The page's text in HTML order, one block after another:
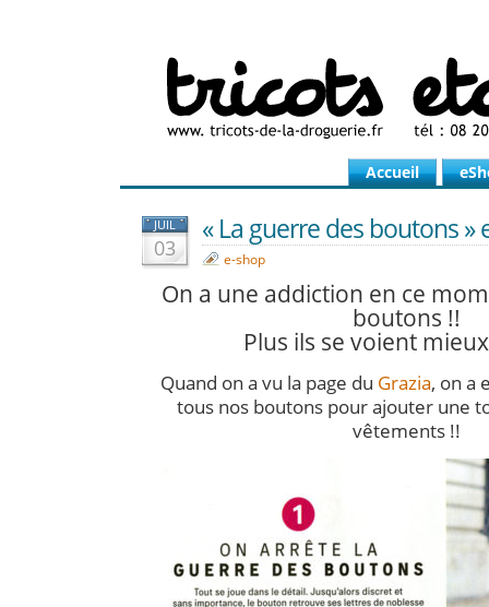
Accueil
JUIL
03
« La guerre des boutons »
e-shop
On a une addiction en ce
boutons !!
Plus ils se voient
Quand on a vu la page du Grazia, on a
tous nos boutons pour ajouter une
vêtements !!